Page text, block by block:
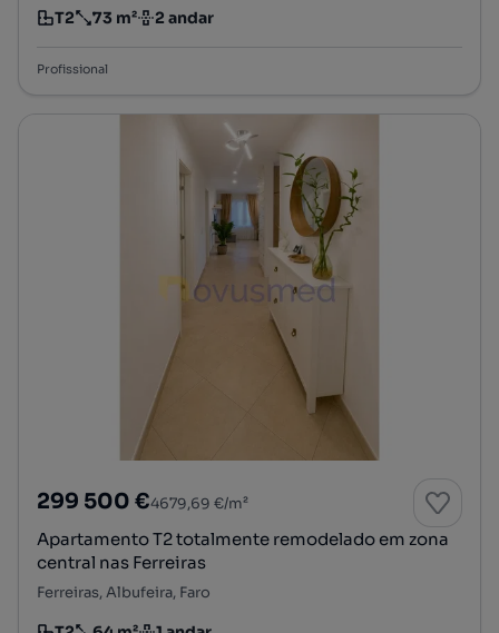
Tipologia
T2
Preço por metro quadrado
73 m²
Andar 2 andar
Profissional
299 500 €4679,69 €/m²
Apartamento T2 totalmente remodelado em zona
central nas Ferreiras
Ferreiras, Albufeira, Faro